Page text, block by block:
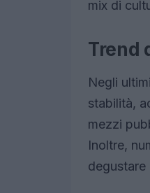
mix di
Trend
Negli
stabilità,
mezzi
Inoltre,
degustare